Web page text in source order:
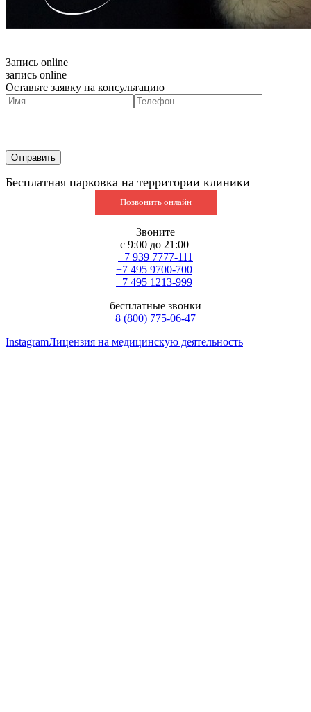
Запись online
запись online
Оставьте заявку на консультацию
Бесплатная парковка на территории клиники
Позвонить онлайн
Звоните
с 9:00 до 21:00
+7 939 7777-111
+7 495 9700-700
+7 495 1213-999
бесплатные звонки
8 (800) 775-06-47
InstagramЛицензия на медицинскую деятельность